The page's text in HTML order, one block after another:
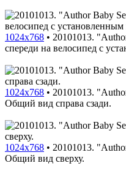
1024x768 • 20101013.
спереди на велосипед с
1024x768 • 20101013.
Общий вид справа сзади.
1024x768 • 20101013.
Общий вид сверху.